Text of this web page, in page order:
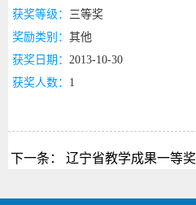
获奖等级： 三等奖
奖励类别： 其他
获奖日期： 2013-10-30
获奖人数： 1
下一条： 辽宁省教学成果一等奖